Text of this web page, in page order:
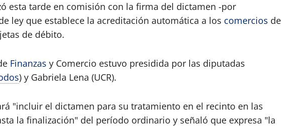
esta tarde en comisión con la firma del dictamen -por
ley que establece la acreditación automática a los comercios de
de débito.
Finanzas y Comercio estuvo presidida por las diputadas
) y Gabriela Lena (UCR).
"incluir el dictamen para su tratamiento en el recinto en las
la finalización" del período ordinario y señaló que expresa "la